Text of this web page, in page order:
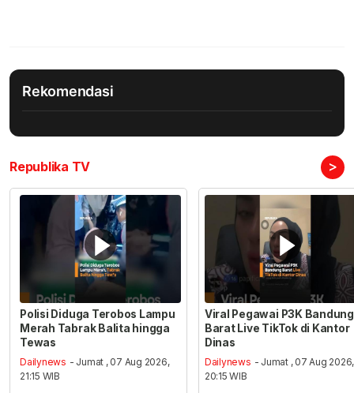
Rekomendasi
Republika TV >
Polisi Diduga Terobos Lampu
Merah Tabrak Balita hingga
Tewas
Dailynews - Jumat , 07 Aug 2026,
21:15 WIB
Viral Pegawai P3K Bandung
Barat Live TikTok di Kantor
Dinas
Dailynews - Jumat , 07 Aug 2026,
20:15 WIB